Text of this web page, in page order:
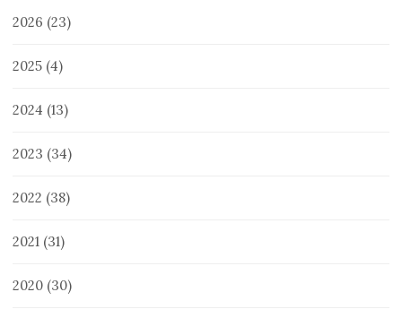
2026 (23)
2025 (4)
2024 (13)
2023 (34)
2022 (38)
2021 (31)
2020 (30)